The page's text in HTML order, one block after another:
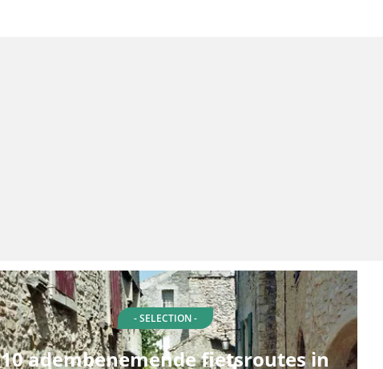
- SELECTION -
10 adembenemende fietsroutes in